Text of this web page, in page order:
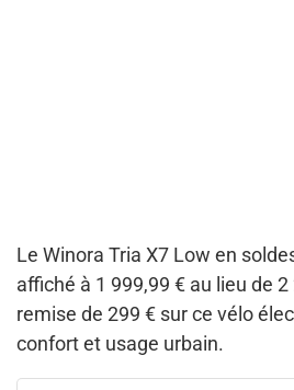
Le Winora Tria X7 Low en
affiché à 1 999,99 € au lieu de
remise de 299 € sur ce vélo
confort et usage urbain.